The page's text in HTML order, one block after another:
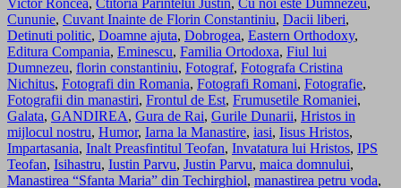
Cununie, Cuvant Inainte de Florin Constantiniu, Dacii liberi,
Detinuti politic, Doamne ajuta, Dobrogea, Eastern Orthodoxy,
Editura Compania, Eminescu, Familia Ortodoxa, Fiul lui
Dumnezeu, florin constantiniu, Fotograf, Fotografa Cristina
Nichitus, Fotografi din Romania, Fotografi Romani, Fotografie,
Fotografii din manastiri, Frontul de Est, Frumusetile Romaniei,
Galata, GANDIREA, Gura de Rai, Gurile Dunarii, Hristos in
mijlocul nostru, Humor, Iarna la Manastire, iasi, Iisus Hristos,
Impartasania, Inalt Preasfintitul Teofan, Invatatura lui Hristos, IPS
Teofan, Isihastru, Iustin Parvu, Justin Parvu, maica domnului,
Manastirea “Sfanta Maria” din Techirghiol, manastirea petru voda,